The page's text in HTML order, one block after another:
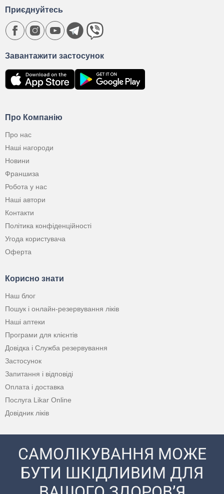
Про Компанію
Про нас
Наші нагороди
Новини
Франшиза
Робота у нас
Наші автори
Контакти
Політика конфіденційності
Угода користувача
Оферта
Корисно знати
Наш блог
Пошук і онлайн-резервування ліків
Наші аптеки
Програми для клієнтів
Довідка і Служба резервування
Застосунок
Запитання і відповіді
Оплата і доставка
Послуга Likar Online
Довідник ліків
Завантажити застосунок
Приєднуйтесь
САМОЛІКУВАННЯ МОЖЕ
БУТИ ШКІДЛИВИМ ДЛЯ